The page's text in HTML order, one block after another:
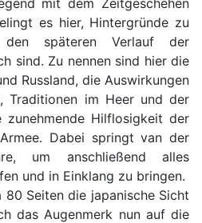
mit dem Zeitgeschehen
es hier, Hintergründe zu
späteren Verlauf der
sind. Zu nennen sind hier die
Russland, die Auswirkungen
Traditionen im Heer und der
zunehmende Hilflosigkeit der
Dabei springt van der
um anschließend alles
und in Einklang zu bringen.
Seiten die japanische Sicht
das Augenmerk nun auf die